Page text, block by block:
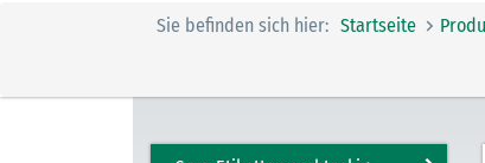
Sie befinden sich hier: Startseite